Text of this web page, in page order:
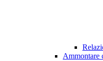
Ammontare